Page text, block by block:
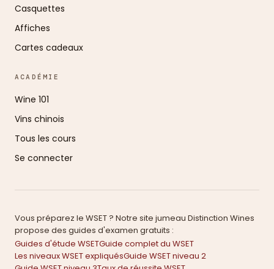
Casquettes
Affiches
Cartes cadeaux
ACADÉMIE
Wine 101
Vins chinois
Tous les cours
Se connecter
Vous préparez le WSET ? Notre site jumeau Distinction Wines
propose des guides d'examen gratuits :
Guides d'étude WSETGuide complet du WSET
Les niveaux WSET expliquésGuide WSET niveau 2